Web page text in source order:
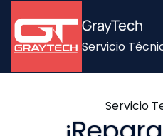
GrayTech
Servicio
Servicio